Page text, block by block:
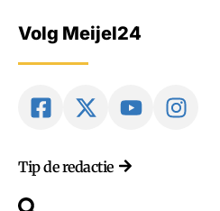
Volg Meijel24
Tip de redactie